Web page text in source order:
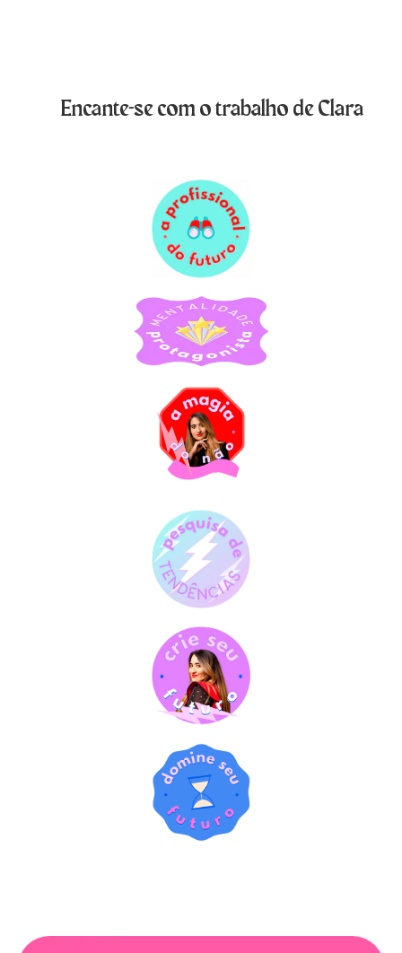
Encante-se com o trabalho de Clara